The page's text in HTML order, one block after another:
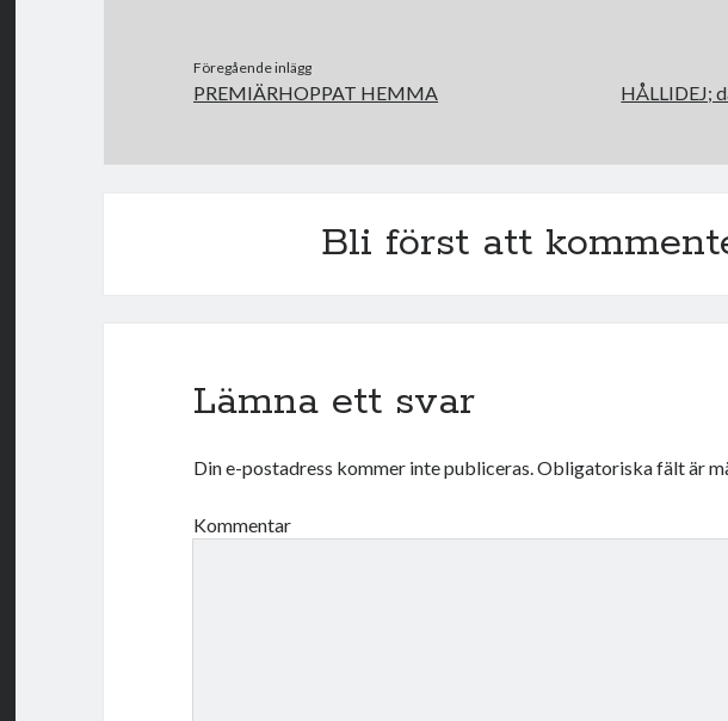
Föregående inlägg
PREMIÄRHOPPAT HEMMA HÅLLIDEJ;
Bli först att
Lämna ett svar
Din e-postadress kommer inte publiceras.Obligatoriska fält är
Kommentar